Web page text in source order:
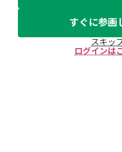
すぐに参画
スキッ
ログインは